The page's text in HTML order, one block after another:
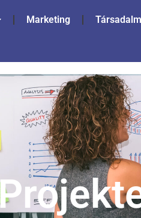
Marketing